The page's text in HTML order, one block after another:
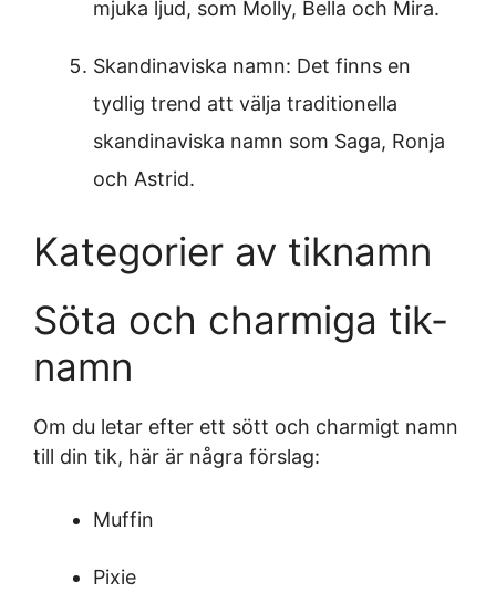
mjuka ljud, som Molly, Bella och Mira.
Skandinaviska namn: Det finns en
tydlig trend att välja traditionella
skandinaviska namn som Saga, Ronja
och Astrid.
Kategorier av tiknamn
Söta och charmiga tik-
namn
Om du letar efter ett sött och charmigt namn
till din tik, här är några förslag:
Muffin
Pixie